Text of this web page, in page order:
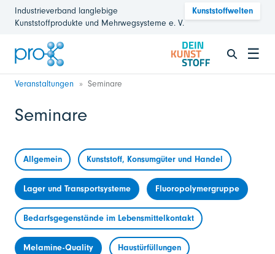
Industrieverband langlebige
Kunststoffprodukte und Mehrwegsysteme e. V.
Kunststoffwelten
☰
Veranstaltungen Seminare
Seminare
Allgemein Kunststoff, Konsumgüter und Handel
Lager und Transportsysteme Fluoropolymergruppe
Bedarfsgegenstände im Lebensmittelkontakt
Melamine-Quality Haustürfüllungen